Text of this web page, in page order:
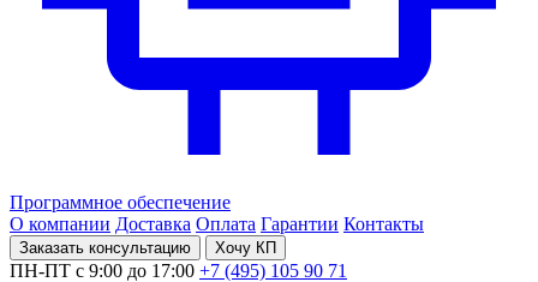
Программное обеспечение
О компании Доставка Оплата Гарантии Контакты
Заказать консультацию Хочу КП
ПН-ПТ с 9:00 до 17:00 +7 (495) 105 90 71